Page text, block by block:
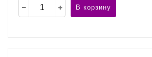
В корзину